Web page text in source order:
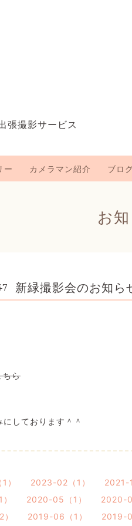
張撮影サービス
ー カメラマン紹介 ブロ
お
新緑撮影会のお知ら
ちら
しております＾＾
） 2023-02（1） 2021-
2020-05（1） 2020-
2019-06（1） 2019-